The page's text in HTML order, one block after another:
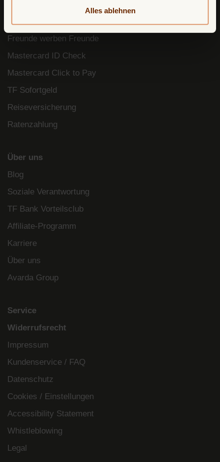
Alles ablehnen
Freunde werben Freunde
Mastercard ID Check
Mastercard Click to Pay
TF Sofortgeld
Reiseversicherung
Ratenzahlung
Über uns
Blog
Soziale Verantwortung
TF Bank Vorteilsclub
Affiliate-Programm
Karriere
Über uns
Avarda Group
Service
Widerrufsrecht
Impressum
Kundenservice / FAQ
Datenschutz
Cookies / Einstellungen
Accessibility Statement
Whistleblowing
Legal